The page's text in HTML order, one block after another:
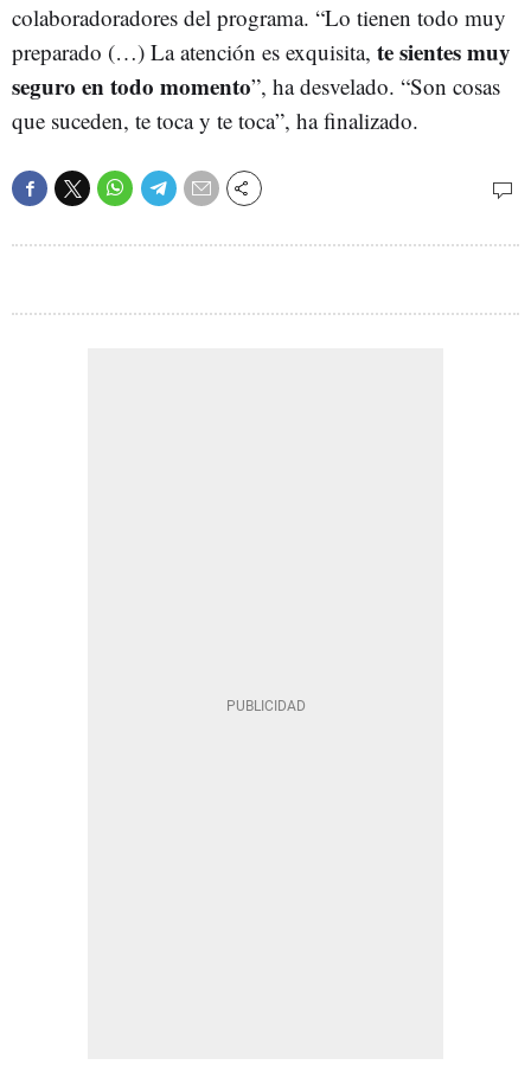
colaboradoradores del programa. “Lo tienen todo muy
preparado (…) La atención es exquisita, te sientes muy
seguro en todo momento”, ha desvelado. “Son cosas
que suceden, te toca y te toca”, ha finalizado.